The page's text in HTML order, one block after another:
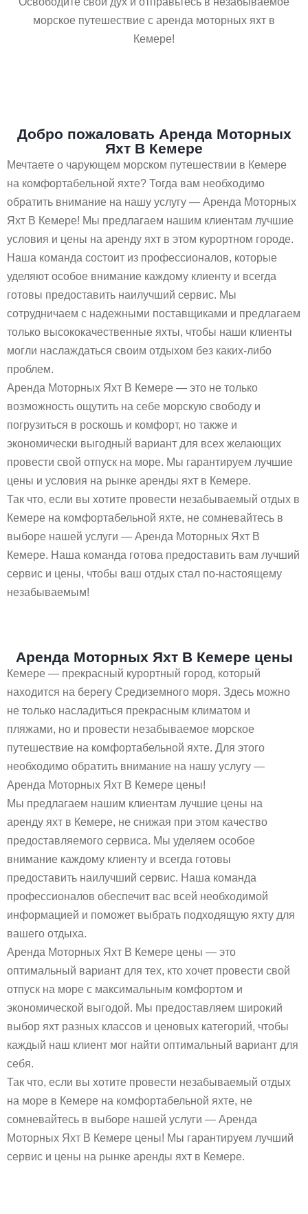
морское путешествие с аренда моторных яхт в
Кемере!
Добро пожаловать Аренда Моторных
Яхт В Кемере
Мечтаете о чарующем морском путешествии в Кемере
на комфортабельной яхте? Тогда вам необходимо
обратить внимание на нашу услугу — Аренда Моторных
Яхт В Кемере! Мы предлагаем нашим клиентам лучшие
условия и цены на аренду яхт в этом курортном городе.
Наша команда состоит из профессионалов, которые
уделяют особое внимание каждому клиенту и всегда
готовы предоставить наилучший сервис. Мы
сотрудничаем с надежными поставщиками и предлагаем
только высококачественные яхты, чтобы наши клиенты
могли наслаждаться своим отдыхом без каких-либо
проблем.
Аренда Моторных Яхт В Кемере — это не только
возможность ощутить на себе морскую свободу и
погрузиться в роскошь и комфорт, но также и
экономически выгодный вариант для всех желающих
провести свой отпуск на море. Мы гарантируем лучшие
цены и условия на рынке аренды яхт в Кемере.
Так что, если вы хотите провести незабываемый отдых в
Кемере на комфортабельной яхте, не сомневайтесь в
выборе нашей услуги — Аренда Моторных Яхт В
Кемере. Наша команда готова предоставить вам лучший
сервис и цены, чтобы ваш отдых стал по-настоящему
незабываемым!
Аренда Моторных Яхт В Кемере цены
Кемере — прекрасный курортный город, который
находится на берегу Средиземного моря. Здесь можно
не только насладиться прекрасным климатом и
пляжами, но и провести незабываемое морское
путешествие на комфортабельной яхте. Для этого
необходимо обратить внимание на нашу услугу —
Аренда Моторных Яхт В Кемере цены!
Мы предлагаем нашим клиентам лучшие цены на
аренду яхт в Кемере, не снижая при этом качество
предоставляемого сервиса. Мы уделяем особое
внимание каждому клиенту и всегда готовы
предоставить наилучший сервис. Наша команда
профессионалов обеспечит вас всей необходимой
информацией и поможет выбрать подходящую яхту для
вашего отдыха.
Аренда Моторных Яхт В Кемере цены — это
оптимальный вариант для тех, кто хочет провести свой
отпуск на море с максимальным комфортом и
экономической выгодой. Мы предоставляем широкий
выбор яхт разных классов и ценовых категорий, чтобы
каждый наш клиент мог найти оптимальный вариант для
себя.
Так что, если вы хотите провести незабываемый отдых
на море в Кемере на комфортабельной яхте, не
сомневайтесь в выборе нашей услуги — Аренда
Моторных Яхт В Кемере цены! Мы гарантируем лучший
сервис и цены на рынке аренды яхт в Кемере.